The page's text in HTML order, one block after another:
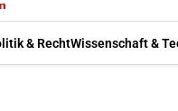
& RechtWissenschaft &